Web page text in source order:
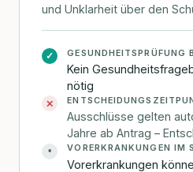
und Unklarheit über den
✓ GESUNDHEITSPRÜFUNG
Kein
nötig
✕
Ausschlüsse gelten
Jahre ab Antrag –
• VORERKRANKUNGEN IM
Vorerkrankungen